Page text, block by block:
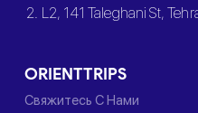
2. L2, 141 Taleghani St,
ORIENTTRIPS
Свяжитесь С Нами